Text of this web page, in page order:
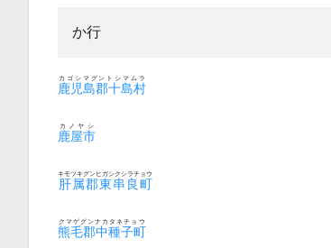
か行
鹿児島郡十島村
カゴシマグントシマムラ
鹿屋市
カノヤシ
肝属郡東串良町
キモツキグンヒガシクシラチョウ
熊毛郡中種子町
クマゲグンナカタネチョウ